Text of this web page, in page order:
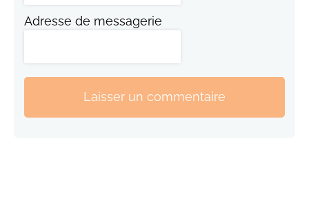
Adresse de messagerie
Laisser un commentaire